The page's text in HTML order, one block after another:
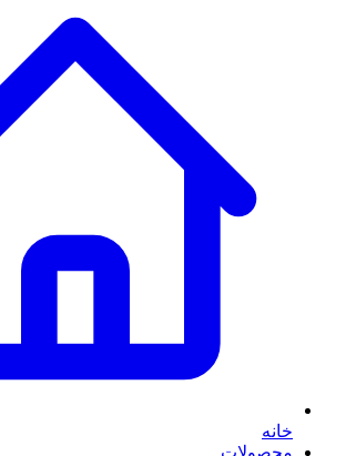
خانه
محصولات